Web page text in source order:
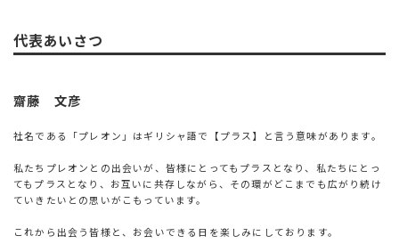
代表あいさつ
齋藤 文彦
社名である「プレオン」はギリシャ語で【プラス】と言う意味があります。
私たちプレオンとの出会いが、皆様にとってもプラスとなり、私たちにとっ
てもプラスとなり、お互いに共存しながら、その環がどこまでも広がり続け
ていきたいとの思いがこもっています。
これから出会う皆様と、お会いできる日を楽しみにしております。